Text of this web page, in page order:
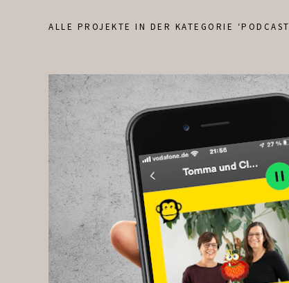
ALLE PROJEKTE IN DER KATEGORIE ‘PODCAST